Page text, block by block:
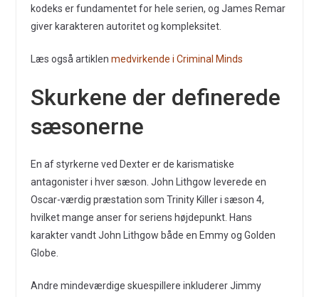
kodeks er fundamentet for hele serien, og James Remar
giver karakteren autoritet og kompleksitet.
Læs også artiklen medvirkende i Criminal Minds
Skurkene der definerede
sæsonerne
En af styrkerne ved Dexter er de karismatiske
antagonister i hver sæson. John Lithgow leverede en
Oscar-værdig præstation som Trinity Killer i sæson 4,
hvilket mange anser for seriens højdepunkt. Hans
karakter vandt John Lithgow både en Emmy og Golden
Globe.
Andre mindeværdige skuespillere inkluderer Jimmy